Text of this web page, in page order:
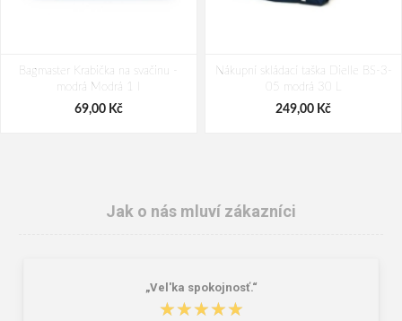
Bagmaster Krabička na svačinu -
modrá Modrá 1 l
69,00 Kč
Nákupní skládací taška Dielle BS-3-
05 modrá 30 L
249,00 Kč
Jak o nás mluví zákazníci
„Vel'ka spokojnosť.“
★★★★★
★★★★★